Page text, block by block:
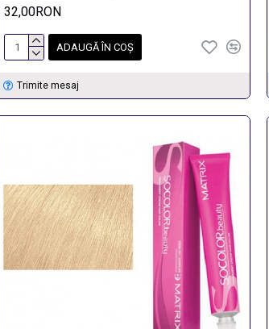
32,00RON
ADAUGĂ ÎN COŞ
Trimite mesaj